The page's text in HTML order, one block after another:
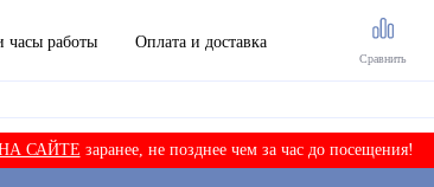
часы работы Оплата и доставка
Сравнить
САЙТЕ заранее, не позднее чем за час до посещения!